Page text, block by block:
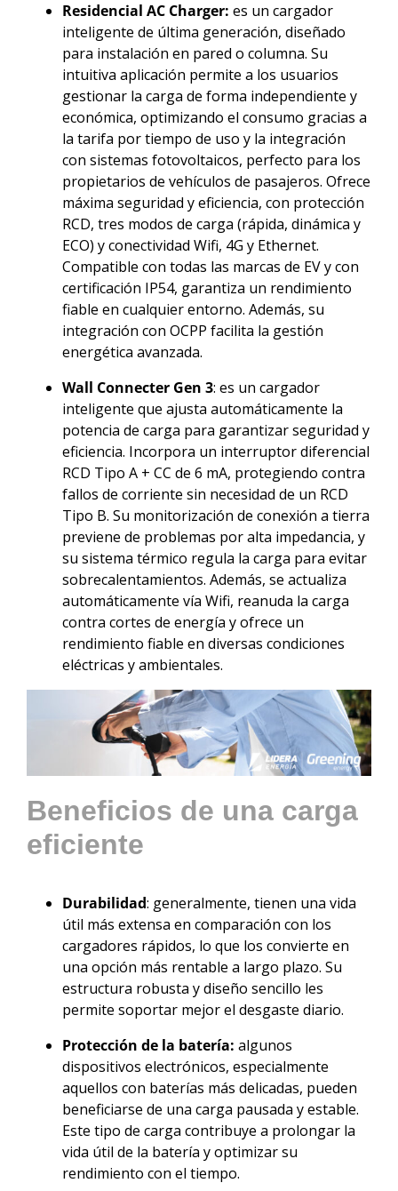
Residencial AC Charger: es un cargador
inteligente de última generación, diseñado
para instalación en pared o columna. Su
intuitiva aplicación permite a los usuarios
gestionar la carga de forma independiente y
económica, optimizando el consumo gracias a
la tarifa por tiempo de uso y la integración
con sistemas fotovoltaicos, perfecto para los
propietarios de vehículos de pasajeros. Ofrece
máxima seguridad y eficiencia, con protección
RCD, tres modos de carga (rápida, dinámica y
ECO) y conectividad Wifi, 4G y Ethernet.
Compatible con todas las marcas de EV y con
certificación IP54, garantiza un rendimiento
fiable en cualquier entorno. Además, su
integración con OCPP facilita la gestión
energética avanzada.
Wall Connecter Gen 3: es un cargador
inteligente que ajusta automáticamente la
potencia de carga para garantizar seguridad y
eficiencia. Incorpora un interruptor diferencial
RCD Tipo A + CC de 6 mA, protegiendo contra
fallos de corriente sin necesidad de un RCD
Tipo B. Su monitorización de conexión a tierra
previene de problemas por alta impedancia, y
su sistema térmico regula la carga para evitar
sobrecalentamientos. Además, se actualiza
automáticamente vía Wifi, reanuda la carga
contra cortes de energía y ofrece un
rendimiento fiable en diversas condiciones
eléctricas y ambientales.
Beneficios de una carga
eficiente
Durabilidad: generalmente, tienen una vida
útil más extensa en comparación con los
cargadores rápidos, lo que los convierte en
una opción más rentable a largo plazo. Su
estructura robusta y diseño sencillo les
permite soportar mejor el desgaste diario.
Protección de la batería: algunos
dispositivos electrónicos, especialmente
aquellos con baterías más delicadas, pueden
beneficiarse de una carga pausada y estable.
Este tipo de carga contribuye a prolongar la
vida útil de la batería y optimizar su
rendimiento con el tiempo.